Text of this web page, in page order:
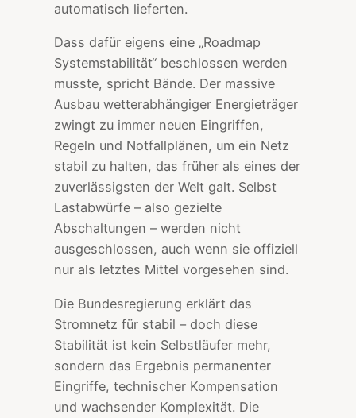
automatisch lieferten.
Dass dafür eigens eine „Roadmap
Systemstabilität“ beschlossen werden
musste, spricht Bände. Der massive
Ausbau wetterabhängiger Energieträger
zwingt zu immer neuen Eingriffen,
Regeln und Notfallplänen, um ein Netz
stabil zu halten, das früher als eines der
zuverlässigsten der Welt galt. Selbst
Lastabwürfe – also gezielte
Abschaltungen – werden nicht
ausgeschlossen, auch wenn sie offiziell
nur als letztes Mittel vorgesehen sind.
Die Bundesregierung erklärt das
Stromnetz für stabil – doch diese
Stabilität ist kein Selbstläufer mehr,
sondern das Ergebnis permanenter
Eingriffe, technischer Kompensation
und wachsender Komplexität. Die